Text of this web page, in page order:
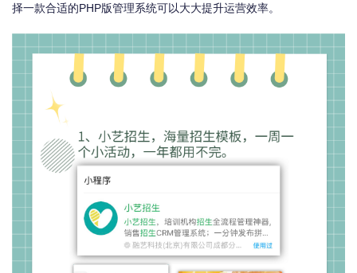
择一款合适的PHP版管理系统可以大大提升运营效率。